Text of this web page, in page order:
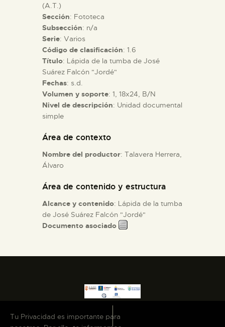
█
EL MUSEO
COLECCIONES
DIDÁCTICA
(A.T.)
Sección: Fototeca
Subsección: n/a
Serie: Varios
Código de clasificación: 1.6
Título: Lápida de la tumba de José
Suárez Falcón "Jordé"
Fechas: s.d.
Volumen y soporte: 1, 18x24, B/N
Nivel de descripción: Unidad documental
simple
Área de contexto
Nombre del productor: Talavera Herrera,
Álvaro
Área de contenido y estructura
Alcance y contenido: Lápida de la tumba
de José Suárez Falcón "Jordé"
Documento asociado
Tu Privacidad es importante para